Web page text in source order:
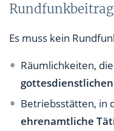
Es muss kein
Räumlichkeiten,
Betriebsstätten, in
ehrenamtliche